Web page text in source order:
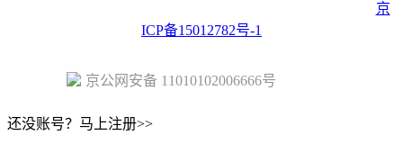
京
ICP备15012782号-1
京公网安备 11010102006666号
还没账号？马上注册>>